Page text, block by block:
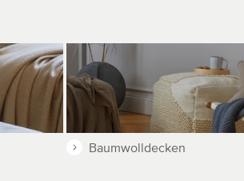
Baumwolldecken